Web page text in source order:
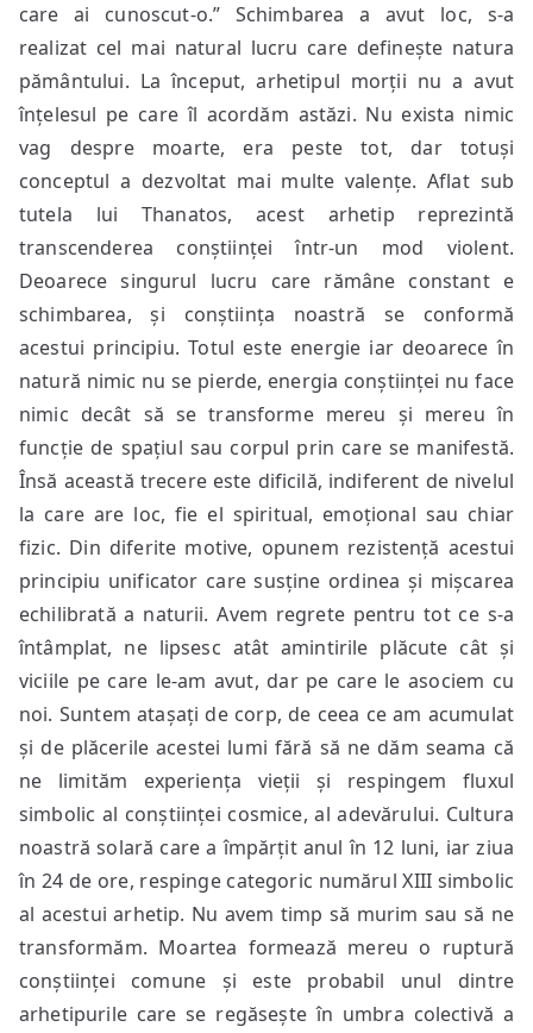
care ai cunoscut-o.” Schimbarea a avut loc, s-a
realizat cel mai natural lucru care definește natura
pământului. La început, arhetipul morții nu a avut
înțelesul pe care îl acordăm astăzi. Nu exista nimic
vag despre moarte, era peste tot, dar totuși
conceptul a dezvoltat mai multe valențe. Aflat sub
tutela lui Thanatos, acest arhetip reprezintă
transcenderea conștiinței într-un mod violent.
Deoarece singurul lucru care rămâne constant e
schimbarea, și conștiința noastră se conformă
acestui principiu. Totul este energie iar deoarece în
natură nimic nu se pierde, energia conștiinței nu face
nimic decât să se transforme mereu și mereu în
funcție de spațiul sau corpul prin care se manifestă.
Însă această trecere este dificilă, indiferent de nivelul
la care are loc, fie el spiritual, emoțional sau chiar
fizic. Din diferite motive, opunem rezistență acestui
principiu unificator care susține ordinea și mișcarea
echilibrată a naturii. Avem regrete pentru tot ce s-a
întâmplat, ne lipsesc atât amintirile plăcute cât și
viciile pe care le-am avut, dar pe care le asociem cu
noi. Suntem atașați de corp, de ceea ce am acumulat
și de plăcerile acestei lumi fără să ne dăm seama că
ne limităm experiența vieții și respingem fluxul
simbolic al conștiinței cosmice, al adevărului. Cultura
noastră solară care a împărțit anul în 12 luni, iar ziua
în 24 de ore, respinge categoric numărul XIII simbolic
al acestui arhetip. Nu avem timp să murim sau să ne
transformăm. Moartea formează mereu o ruptură
conștiinței comune și este probabil unul dintre
arhetipurile care se regăsește în umbra colectivă a